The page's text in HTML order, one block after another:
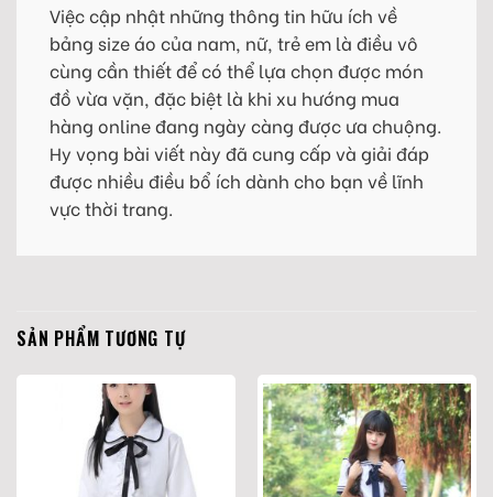
Việc cập nhật những thông tin hữu ích về
bảng size áo của nam, nữ, trẻ em là điều vô
cùng cần thiết để có thể lựa chọn được món
đồ vừa vặn, đặc biệt là khi xu hướng mua
hàng online đang ngày càng được ưa chuộng.
Hy vọng bài viết này đã cung cấp và giải đáp
được nhiều điều bổ ích dành cho bạn về lĩnh
vực thời trang.
SẢN PHẨM TƯƠNG TỰ